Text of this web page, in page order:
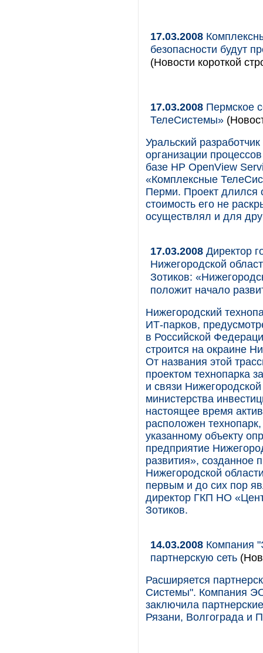
17.03.2008
безопасности будут
(Новости короткой
17.03.2008 Пермское
ТелеСистемы»
Уральский
организации
базе HP OpenView
«Комплексные
Перми. Проект длился
стоимость его не
осуществлял и для
17.03.2008 Директор
Нижегородской
Зотиков:
положит начало
Нижегородский
ИТ-парков,
в Российской
строится на окраине
От названия этой
проектом технопарка
и связи
министерства
настоящее время
расположен
указанному объекту
предприятие
развития», созданное
Нижегородской
первым и до сих пор
директор ГКП НО
Зотиков.
14.03.2008 Компания
партнерскую сеть
Расширяется
Системы". Компания
заключила
Рязани, Волгограда и